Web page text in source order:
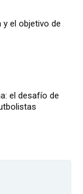
y el objetivo de
el desafío de